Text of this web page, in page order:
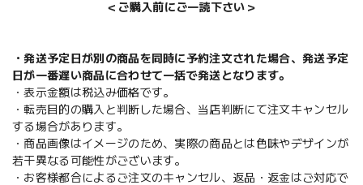
＜ご購入前にご一読下さい＞
・発送予定日が別の商品を同時に予約注文された場合、発送予定
日が一番遅い商品に合わせて一括で発送となります。
・表示金額は税込み価格です。
・転売目的の購入と判断した場合、当店判断にて注文キャンセル
する場合があります。
・商品画像はイメージのため、実際の商品とは色味やデザインが
若干異なる可能性がございます。
・お客様都合によるご注文のキャンセル、返品・返金はご対応で